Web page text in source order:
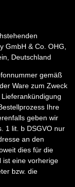
GmbH & Co. OHG,
Deutschland
gemäß
Ware zum Zweck
Ihre
geben wir
1 lit. b DSGVO nur
an den
dies für die
ist eine vorherige
bzw. die